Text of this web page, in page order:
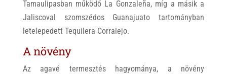
Tamaulipasban működő La Gonzaleña, míg a másik a
Jaliscoval szomszédos Guanajuato tartományban
letelepedett Tequilera Corralejo.
A növény
Az agavé termesztés hagyománya, a növény